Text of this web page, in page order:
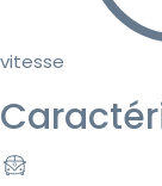
vitesse